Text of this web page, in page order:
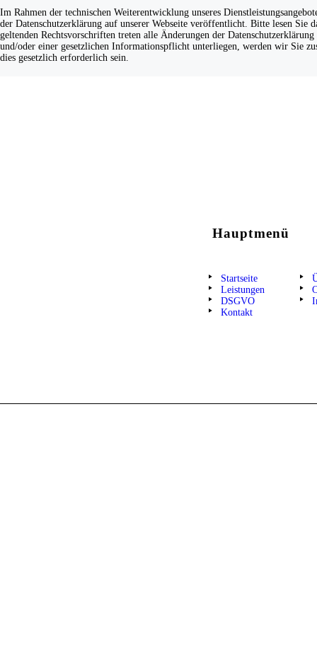
Im Rahmen der technischen Weiterentwicklung unseres
der Datenschutzerklärung auf unserer Webseite veröffentlicht. Bitte lesen
geltenden Rechtsvorschriften treten alle Änderungen der
und/oder einer gesetzlichen Informationspflicht unterliegen, werden wir Sie
dies gesetzlich erforderlich sein.
Hauptmenü
Startseite
Leistungen
DSGVO
Kontakt